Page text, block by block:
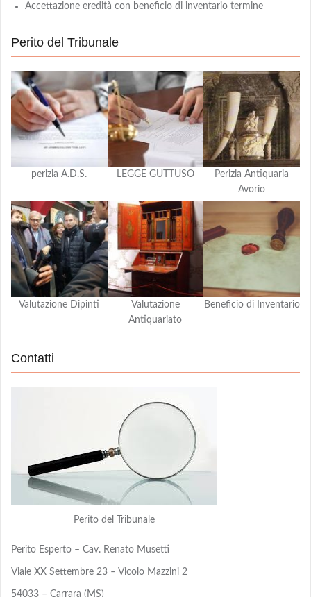
Accettazione eredità con beneficio di inventario termine
Perito del Tribunale
perizia A.D.S. LEGGE GUTTUSO
Perizia Antiquaria
Avorio
Valutazione Dipinti
Valutazione
Antiquariato
Beneficio di Inventario
Contatti
Perito del Tribunale
Perito Esperto – Cav. Renato Musetti
Viale XX Settembre 23 – Vicolo Mazzini 2
54033 – Carrara (MS)